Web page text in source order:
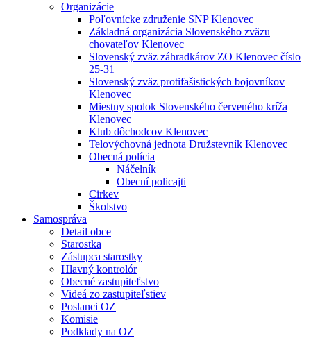
Organizácie
Poľovnícke združenie SNP Klenovec
Základná organizácia Slovenského zväzu
chovateľov Klenovec
Slovenský zväz záhradkárov ZO Klenovec číslo
25-31
Slovenský zväz protifašistických bojovníkov
Klenovec
Miestny spolok Slovenského červeného kríža
Klenovec
Klub dôchodcov Klenovec
Telovýchovná jednota Družstevník Klenovec
Obecná polícia
Náčelník
Obecní policajti
Cirkev
Školstvo
Samospráva
Detail obce
Starostka
Zástupca starostky
Hlavný kontrolór
Obecné zastupiteľstvo
Videá zo zastupiteľstiev
Poslanci OZ
Komisie
Podklady na OZ